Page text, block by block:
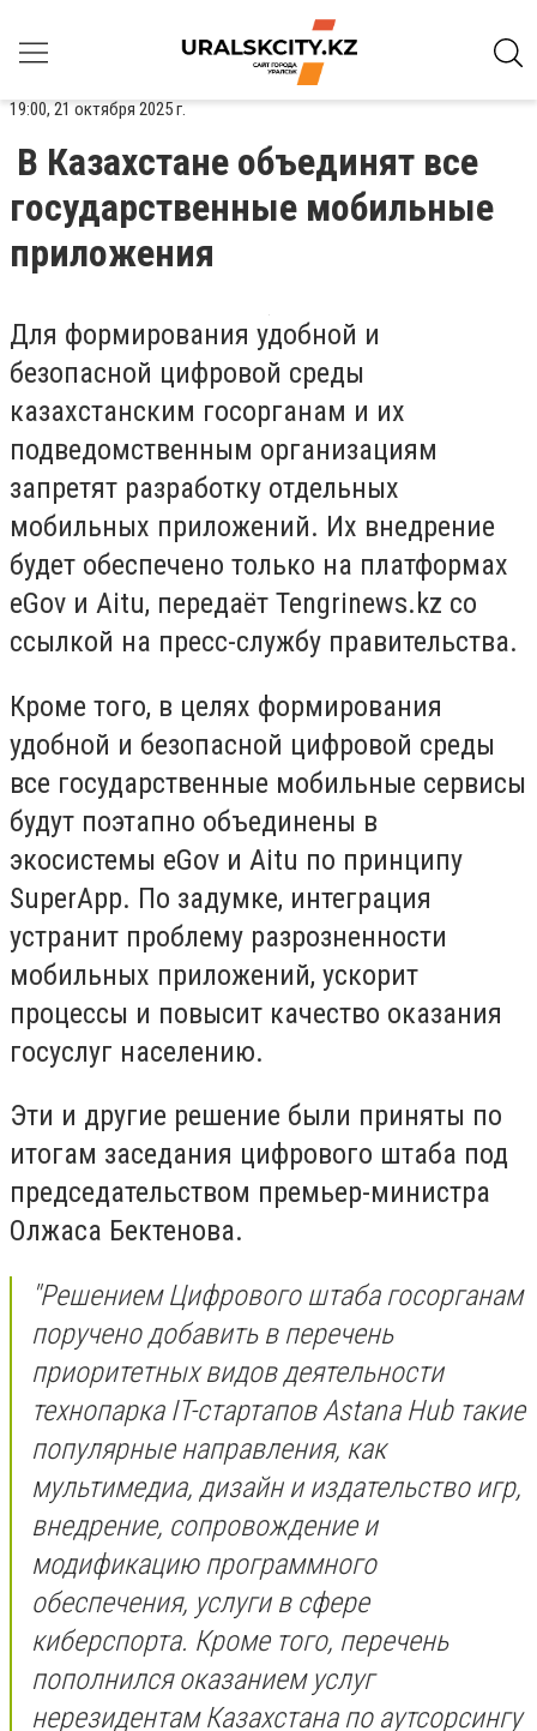
19:00, 21 октября 2025 г.
В Казахстане объединят все
государственные мобильные
приложения
Для формирования удобной и
безопасной цифровой среды
казахстанским госорганам и их
подведомственным организациям
запретят разработку отдельных
мобильных приложений. Их внедрение
будет обеспечено только на платформах
eGov и Aitu, передаёт Tengrinews.kz со
ссылкой на пресс-службу правительства.
Кроме того, в целях формирования
удобной и безопасной цифровой среды
все государственные мобильные сервисы
будут поэтапно объединены в
экосистемы eGov и Aitu по принципу
SuperApp. По задумке, интеграция
устранит проблему разрозненности
мобильных приложений, ускорит
процессы и повысит качество оказания
госуслуг населению.
Эти и другие решение были приняты по
итогам заседания цифрового штаба под
председательством премьер-министра
Олжаса Бектенова.
"Решением Цифрового штаба госорганам
поручено добавить в перечень
приоритетных видов деятельности
технопарка IT-стартапов Astana Hub такие
популярные направления, как
мультимедиа, дизайн и издательство игр,
внедрение, сопровождение и
модификацию программного
обеспечения, услуги в сфере
киберспорта. Кроме того, перечень
пополнился оказанием услуг
нерезидентам Казахстана по аутсорсингу